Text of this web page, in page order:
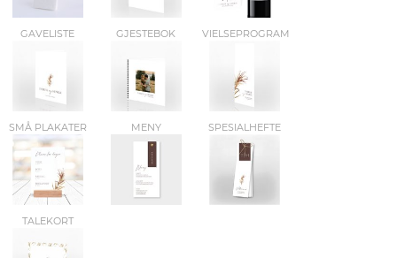
GAVELISTE GJESTEBOK VIELSEPROGRAM
SMÅ PLAKATER MENY SPESIALHEFTE
TALEKORT